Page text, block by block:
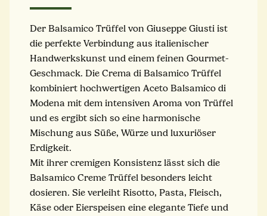
Der Balsamico Trüffel von Giuseppe Giusti ist
die perfekte Verbindung aus italienischer
Handwerkskunst und einem feinen Gourmet-
Geschmack. Die Crema di Balsamico Trüffel
kombiniert hochwertigen Aceto Balsamico di
Modena mit dem intensiven Aroma von Trüffel
und es ergibt sich so eine harmonische
Mischung aus Süße, Würze und luxuriöser
Erdigkeit.
Mit ihrer cremigen Konsistenz lässt sich die
Balsamico Creme Trüffel besonders leicht
dosieren. Sie verleiht Risotto, Pasta, Fleisch,
Käse oder Eierspeisen eine elegante Tiefe und